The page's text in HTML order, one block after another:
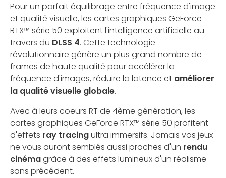
Pour un parfait équilibrage entre fréquence d'image
et qualité visuelle, les cartes graphiques GeForce
RTX™ série 50 exploitent l'intelligence artificielle au
travers du DLSS 4. Cette technologie
révolutionnaire génère un plus grand nombre de
frames de haute qualité pour accélérer la
fréquence d'images, réduire la latence et améliorer
la qualité visuelle globale.
Avec à leurs coeurs RT de 4ème génération, les
cartes graphiques GeForce RTX™ série 50 profitent
d'effets ray tracingultra immersifs. Jamais vos jeux
ne vous auront semblés aussi proches d'un rendu
cinémagrâce à des effets lumineux d'un réalisme
sans précédent.